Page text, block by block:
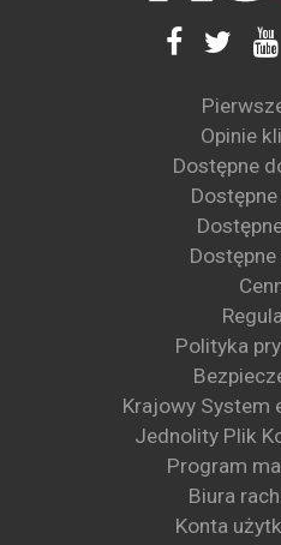
Opinie
Dostępne
Polityka
Krajowy System
Jednolity Plik
Program
Biura
Konta